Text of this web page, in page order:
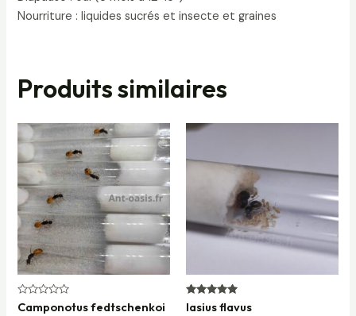
Nourriture : liquides sucrés et insecte et graines
Produits similaires
Note
0
Camponotus fedtschenkoi
Note
5.00
lasius flavus
10,50 €
15,50 €